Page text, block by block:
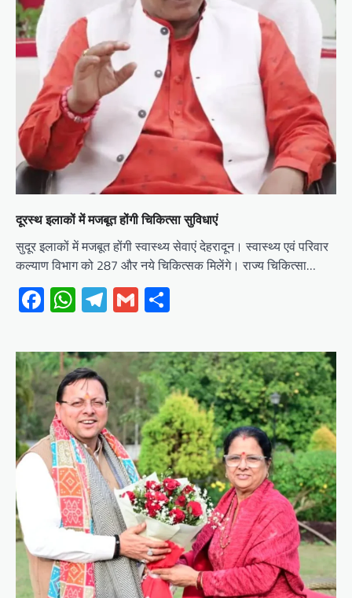
दूरस्थ इलाकों में मजबूत होंगी चिकित्सा सुविधाएं
सुदूर इलाकों में मजबूत होंगी स्वास्थ्य सेवाएं देहरादून। स्वास्थ्य एवं परिवार
कल्याण विभाग को 287 और नये चिकित्सक मिलेंगे। राज्य चिकित्सा…
Facebook
WhatsApp
Telegram
Gmail